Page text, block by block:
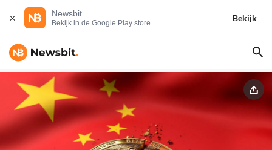
Newsbit
Bekijk in de Google Play store
Bekijk